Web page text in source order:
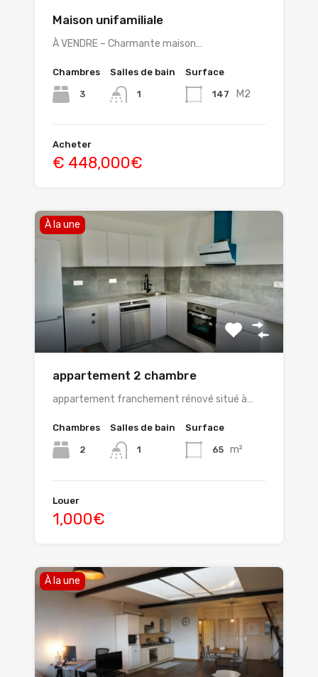
Maison unifamiliale
À VENDRE – Charmante maison…
Chambres
3
Salles de bain
1
Surface
147 M2
Acheter
€ 448,000€
À la une
appartement 2 chambre
appartement franchement rénové situé à…
Chambres
2
Salles de bain
1
Surface
65 m²
Louer
1,000€
À la une